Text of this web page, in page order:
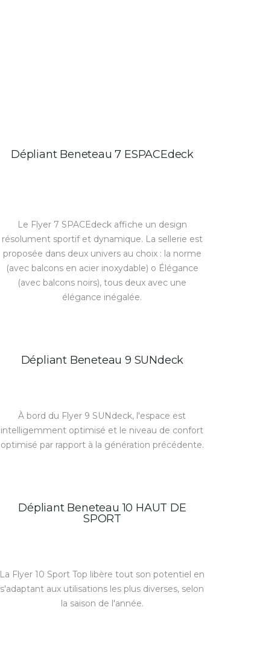
Dépliant Beneteau 7 ESPACEdeck
Le Flyer 7 SPACEdeck affiche un design
résolument sportif et dynamique. La sellerie est
proposée dans deux univers au choix : la norme
(avec balcons en acier inoxydable) o Élégance
(avec balcons noirs), tous deux avec une
élégance inégalée.
Dépliant Beneteau 9 SUNdeck
À bord du Flyer 9 SUNdeck, l'espace est
intelligemment optimisé et le niveau de confort
optimisé par rapport à la génération précédente.
Dépliant Beneteau 10 HAUT DE
SPORT
La Flyer 10 Sport Top libère tout son potentiel en
s'adaptant aux utilisations les plus diverses, selon
la saison de l'année.